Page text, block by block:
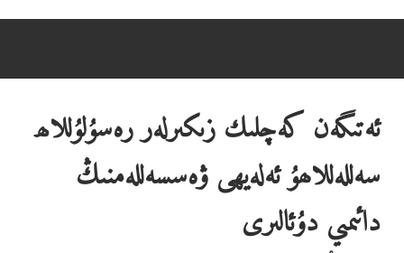
ئەتىگەن كەچلىك زىكىرلەر رەسۇلۇللاھ
سەللەللاھۇ ئەلەيھى ۋەسسەللەمنىڭ
دائىمىي دۇئالىرى